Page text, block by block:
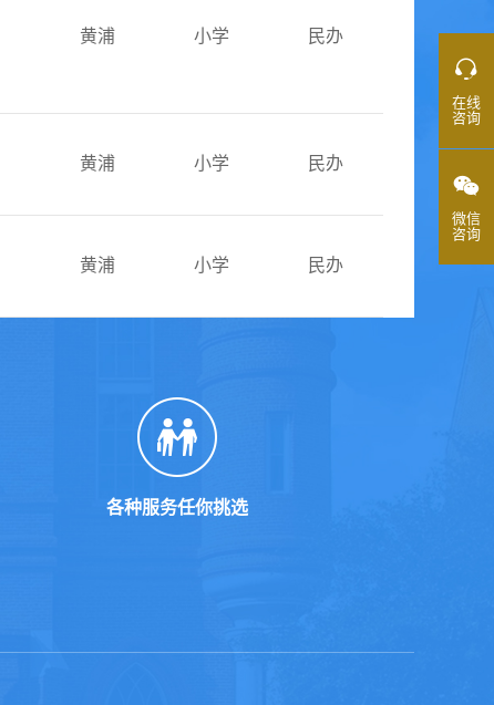
在线
咨询
微信
咨询
黄浦 小学 民办
黄浦 小学 民办
黄浦 小学 民办
各种服务任你挑选